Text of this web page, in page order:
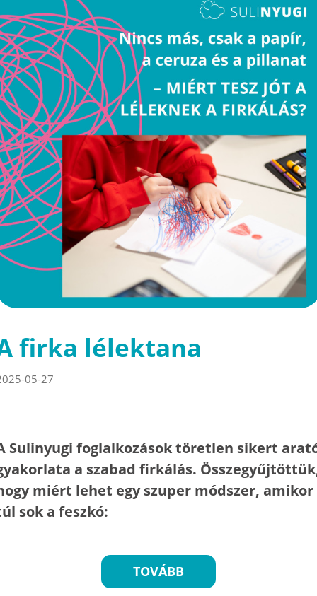
firka lélektana
05-27
Sulinyugi foglalkozások töretlen sikert
a szabad firkálás.
miért lehet egy szuper módszer, amikor
sok a feszkó:
TOVÁBB